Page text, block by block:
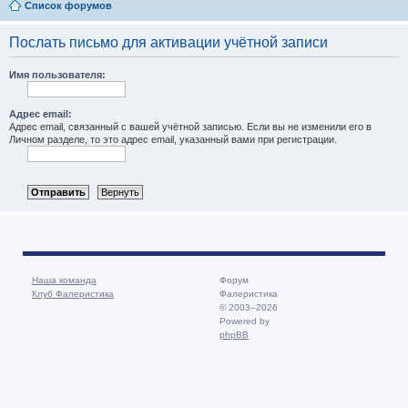
Список форумов
Послать письмо для активации учётной записи
Имя пользователя:
Адрес email:
Адрес email, связанный с вашей учётной записью. Если вы не изменили его в
Личном разделе, то это адрес email, указанный вами при регистрации.
Наша команда
Клуб Фалеристика
Форум
Фалеристика
© 2003–2026
Powered by
phpBB